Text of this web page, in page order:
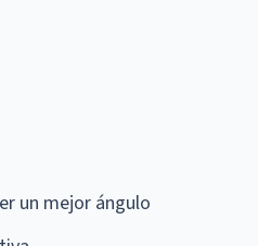
un mejor ángulo